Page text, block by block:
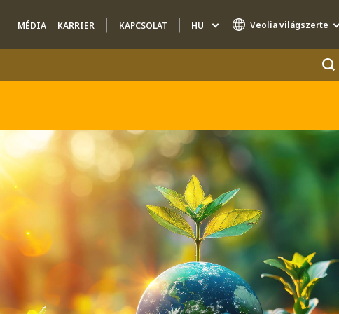
MÉDIA KARRIER KAPCSOLAT HU Veolia világszerte
AIR QUALITY
ENGINEERING & CONSULTING
HAZARDOUS WASTE EUROPE
INDUSTRIES GLOBAL SOLUTIONS
NUCLEAR SOLUTIONS
OFIS
SEDE BENELUX
VEOLIA AGRICULTURE